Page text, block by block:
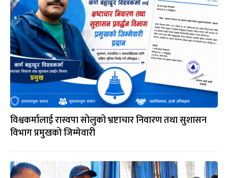
विश्वकर्मालाई रास्वपा सोलुको भ्रष्टाचार निवारण तथा सुशासन
विभाग प्रमुखको जिम्मेवारी